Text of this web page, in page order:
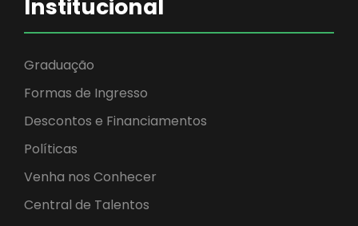
Institucional
Graduação
Formas de Ingresso
Descontos e Financiamentos
Políticas
Venha nos Conhecer
Central de Talentos